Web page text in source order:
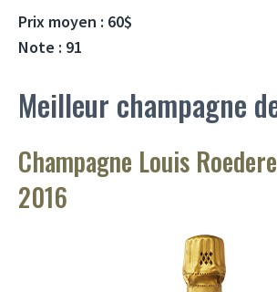
Prix ​​moyen : 60$
Note : 91
Meilleur champagne
Champagne Louis
2016